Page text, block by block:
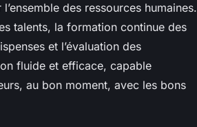
des ressources humaines.
talents, la formation continue des
et l’évaluation des
fluide et efficace, capable
au bon moment, avec les bons